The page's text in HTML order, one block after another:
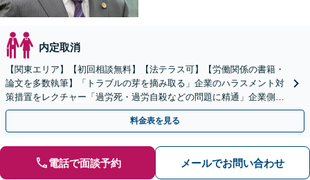
内定取消
【関東エリア】【初回相談無料】【法テラス可】【労働関係の書籍・
論文を多数執筆】「トラブルの芽を摘み取る」企業のハラスメント対
策措置をレクチャー「過労死・過労自殺などの問題に精通」企業側も
対応／従業員トラブルはお任せください【顧問契約あり】
料金表を見る
電話で面談予約 メールでお問い合わせ